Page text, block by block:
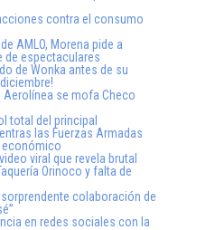
contra el consumo
AMLO, Morena pide a
de espectaculares
de Wonka antes de su
se mofa Checo
total del principal
las Fuerzas Armadas
económico
viral que revela brutal
Orinoco y falta de
colaboración de
en redes sociales con la